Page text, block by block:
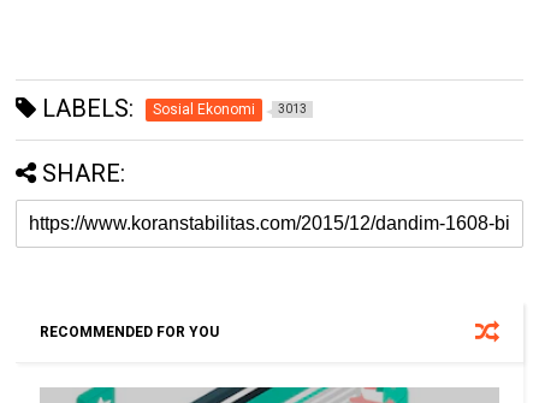
LABELS: Sosial Ekonomi 3013
SHARE:
RECOMMENDED FOR YOU